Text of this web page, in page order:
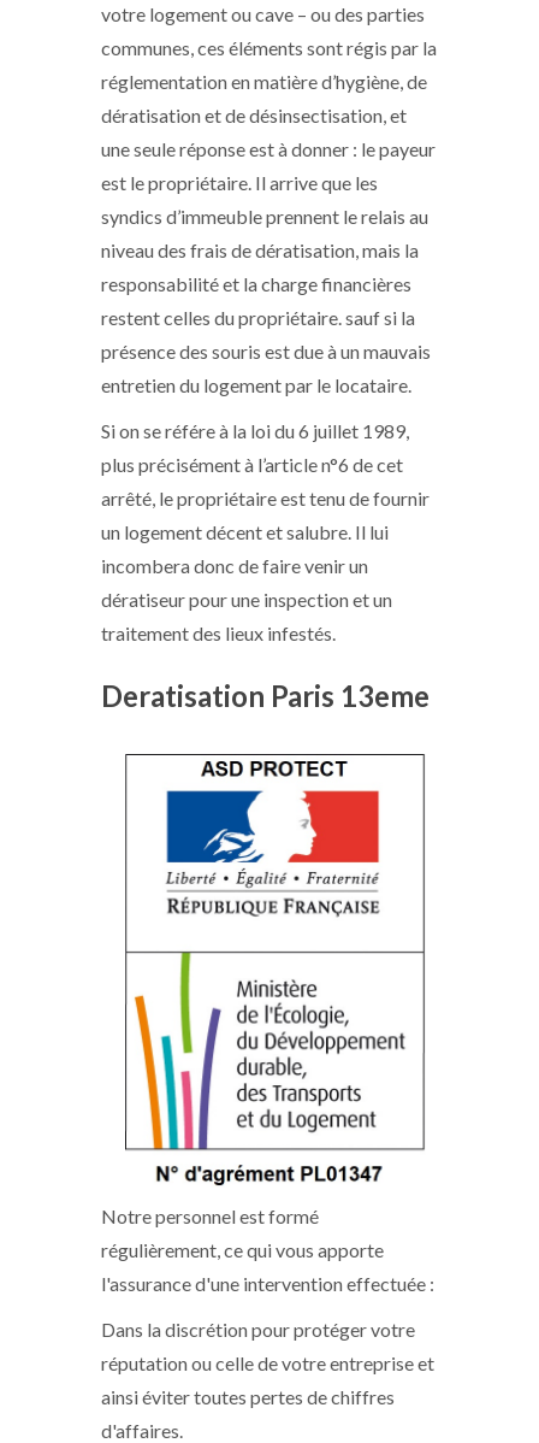
votre logement ou cave – ou des parties
communes, ces éléments sont régis par la
réglementation en matière d’hygiène, de
dératisation et de désinsectisation, et
une seule réponse est à donner : le payeur
est le propriétaire. Il arrive que les
syndics d’immeuble prennent le relais au
niveau des frais de dératisation, mais la
responsabilité et la charge financières
restent celles du propriétaire. sauf si la
présence des souris est due à un mauvais
entretien du logement par le locataire.
Si on se référe à la loi du 6 juillet 1989,
plus précisément à l’article n°6 de cet
arrêté, le propriétaire est tenu de fournir
un logement décent et salubre. Il lui
incombera donc de faire venir un
dératiseur pour une inspection et un
traitement des lieux infestés.
Deratisation Paris 13eme
Notre personnel est formé
régulièrement, ce qui vous apporte
l'assurance d'une intervention effectuée :
Dans la discrétion pour protéger votre
réputation ou celle de votre entreprise et
ainsi éviter toutes pertes de chiffres
d'affaires.